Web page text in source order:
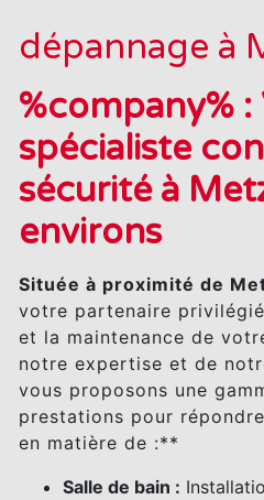
dépannage à
%company%
spécialiste
sécurité à
environs
Située à proximité de
votre partenaire
et la maintenance de
notre expertise et de
vous proposons une
prestations pour
en matière de :**
Salle de bain :